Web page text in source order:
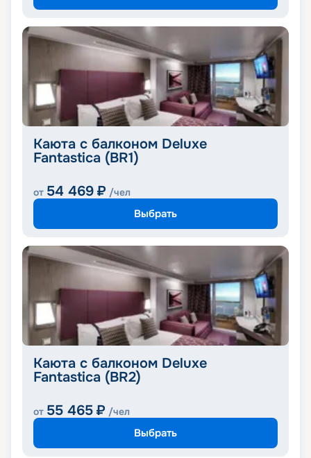
Каюта с балконом Deluxe
Fantastica (BR1)
от 54 469 ₽ /чел
Выбрать
Каюта с балконом Deluxe
Fantastica (BR2)
от 55 465 ₽ /чел
Выбрать